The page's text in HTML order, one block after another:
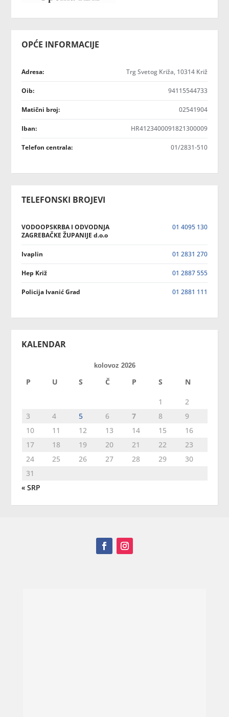
OPĆE INFORMACIJE
Adresa: Trg Svetog Križa, 10314 Križ
Oib: 94115544733
Matični broj: 02541904
Iban: HR4123400091821300009
Telefon centrala: 01/2831-510
TELEFONSKI BROJEVI
VODOOPSKRBA I ODVODNJA
ZAGREBAČKE ŽUPANIJE d.o.o
01 4095 130
Ivaplin 01 2831 270
Hep Križ 01 2887 555
Policija Ivanić Grad 01 2881 111
KALENDAR
kolovoz 2026
P U S Č P S N
1
2
3
4 5 6 7 8
9
10
11 12 13 14 15
16
17
18 19 20 21 22
23
24
25 26 27 28 29
30
31
« SRP